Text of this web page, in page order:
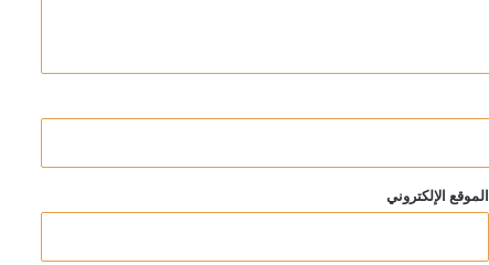
الموقع الإلكتروني